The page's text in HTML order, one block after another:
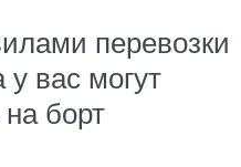
перевозки
вас могут
борт